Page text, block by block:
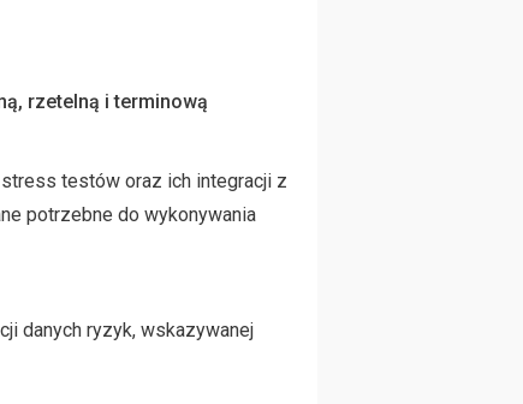
rzetelną i terminową
stress testów oraz ich integracji z
potrzebne do wykonywania
danych ryzyk, wskazywanej